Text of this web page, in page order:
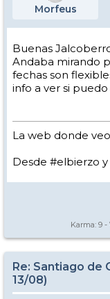
Morfeus
Buenas
Andaba mirando
fechas son
info a ver si
La web donde
Desde #elbierzo
Karma: 9 -
Re: Santiago de
13/08)